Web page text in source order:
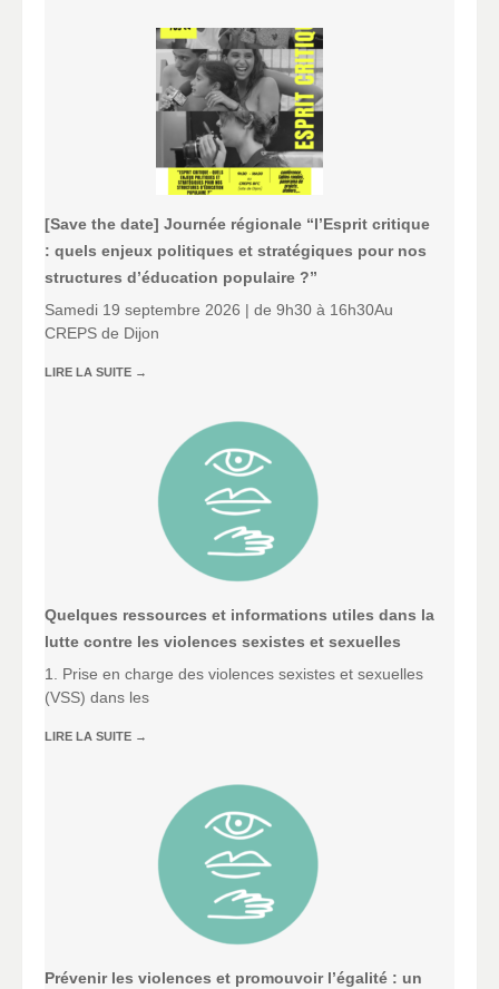
[Save the date] Journée régionale “l’Esprit critique
: quels enjeux politiques et stratégiques pour nos
structures d’éducation populaire ?”
Samedi 19 septembre 2026 | de 9h30 à 16h30Au
CREPS de Dijon
LIRE LA SUITE →
Quelques ressources et informations utiles dans la
lutte contre les violences sexistes et sexuelles
1. Prise en charge des violences sexistes et sexuelles
(VSS) dans les
LIRE LA SUITE →
Prévenir les violences et promouvoir l’égalité : un